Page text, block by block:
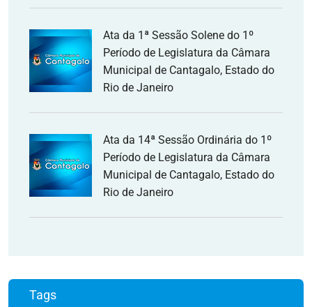
Ata da 1ª Sessão Solene do 1º
Período de Legislatura da Câmara
Municipal de Cantagalo, Estado do
Rio de Janeiro
Ata da 14ª Sessão Ordinária do 1º
Período de Legislatura da Câmara
Municipal de Cantagalo, Estado do
Rio de Janeiro
Tags